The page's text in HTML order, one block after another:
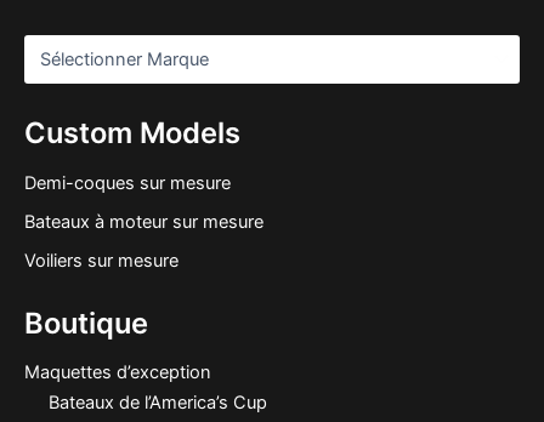
Custom Models
Demi-coques sur mesure
Bateaux à moteur sur mesure
Voiliers sur mesure
Boutique
Maquettes d’exception
Bateaux de l’America’s Cup